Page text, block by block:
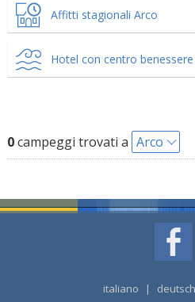
Affitti stagionali Arco
Hotel con centro
0campeggi trovati a Arco
italiano | deutsch